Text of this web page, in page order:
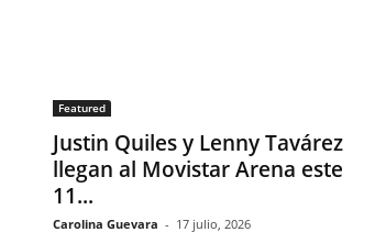
Featured
Justin Quiles y Lenny Tavárez
llegan al Movistar Arena este
11...
Carolina Guevara - 17 julio, 2026